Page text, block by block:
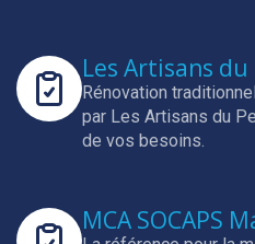
Les Artisans du
Rénovation
par Les Artisans du
de vos besoins.
MCA SOCAPS